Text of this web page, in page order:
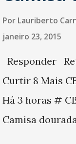
Por Lauriberto
janeiro 23, 2015
Responder
Curtir 8 Mais
Há 3 horas #
Camisa